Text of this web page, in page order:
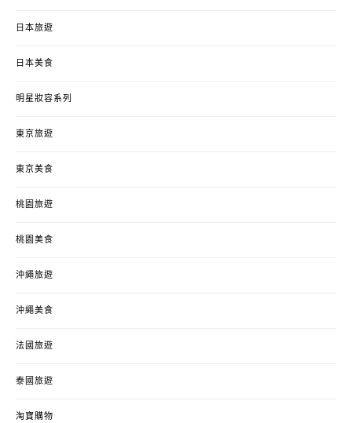
日本旅遊
日本美食
明星妝容系列
東京旅遊
東京美食
桃園旅遊
桃園美食
沖繩旅遊
沖繩美食
法國旅遊
泰國旅遊
淘寶購物